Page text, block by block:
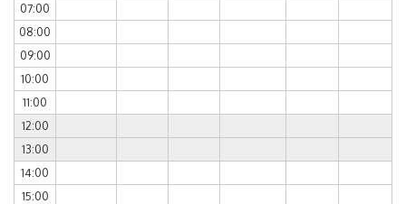
07:00
08:00
09:00
10:00
11:00
12:00
13:00
14:00
15:00